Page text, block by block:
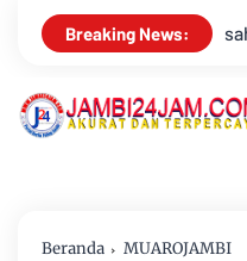
Breaking News:
Pemadaman di Sungai
Beranda MUAROJAMBI